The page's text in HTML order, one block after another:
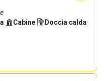
· Cabine· Doccia calda·